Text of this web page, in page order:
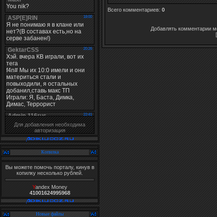
Для добавления необходима
авторизация
Копилка
Вы можете помочь порталу, кинув в
копилку несколько рублей.
Yandex Money
41001624995968
Новые файлы
Всего комментариев: 0
Добавлять комментарии